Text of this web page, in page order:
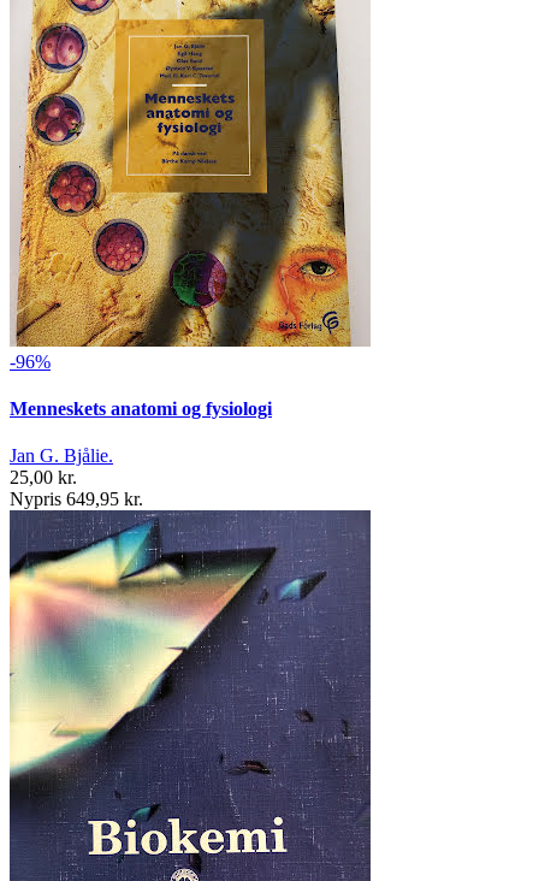
-96%
Menneskets anatomi og fysiologi
Jan G. Bjålie.
25,00 kr.
Nypris 649,95 kr.